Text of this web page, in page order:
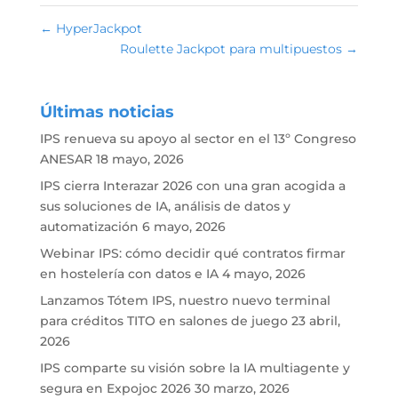
← HyperJackpot
Roulette Jackpot para multipuestos →
Últimas noticias
IPS renueva su apoyo al sector en el 13º Congreso
ANESAR 18 mayo, 2026
IPS cierra Interazar 2026 con una gran acogida a
sus soluciones de IA, análisis de datos y
automatización 6 mayo, 2026
Webinar IPS: cómo decidir qué contratos firmar
en hostelería con datos e IA 4 mayo, 2026
Lanzamos Tótem IPS, nuestro nuevo terminal
para créditos TITO en salones de juego 23 abril,
2026
IPS comparte su visión sobre la IA multiagente y
segura en Expojoc 2026 30 marzo, 2026